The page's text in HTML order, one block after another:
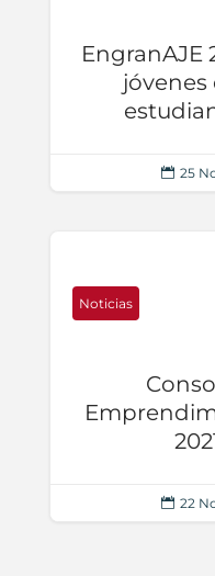
EngranAJE
jóvenes
 25
Noticias
 22